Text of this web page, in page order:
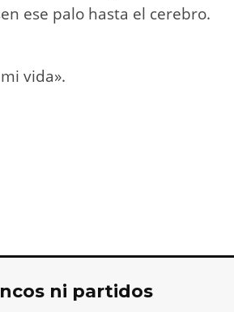
ese palo hasta el cerebro.
vida».
ni partidos